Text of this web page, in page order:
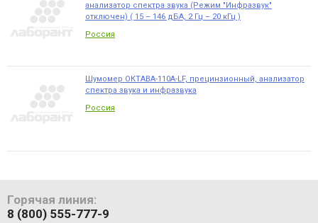
анализатор спектра звука (Режим "Инфразвук"
отключен) ( 15 – 146 дБА, 2 Гц – 20 кГц )
Россия
Шумомер ОКТАВА-110А-LF, прецинзионный, анализатор
спектра звука и инфразвука
Россия
Горячая линия:
8 (800) 555-777-9